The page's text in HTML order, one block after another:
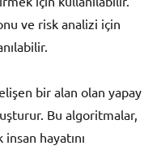
ve risk analizi için
bir alan olan yapay
Bu algoritmalar,
hayatını